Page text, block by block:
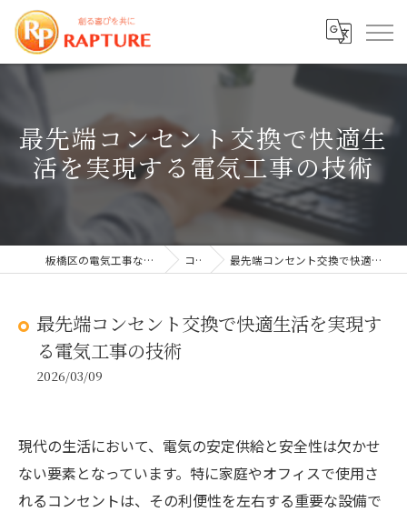
最先端コンセント交換で快適生
活を実現する電気工事の技術
板橋区の電気工事なら株式会社ラプチャー コラム 最先端コンセント交換で快適生活を実現する電気工事の技術
最先端コンセント交換で快適生活を実現す
る電気工事の技術
2026/03/09
現代の生活において、電気の安定供給と安全性は欠かせ
ない要素となっています。特に家庭やオフィスで使用さ
れるコンセントは、その利便性を左右する重要な設備で